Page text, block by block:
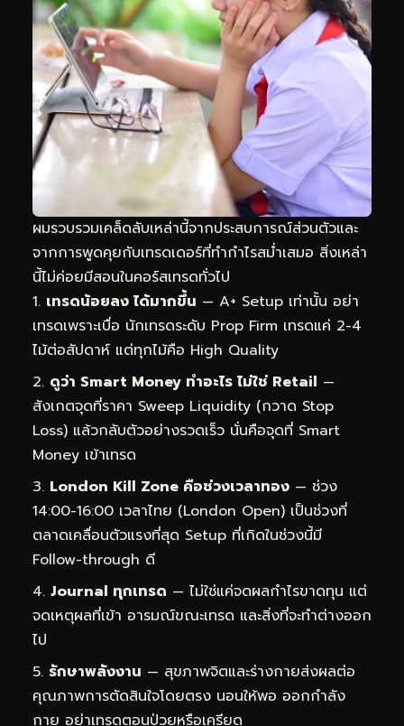
ผมรวบรวมเคล็ดลับเหล่านี้จากประสบการณ์ส่วนตัวและ
จากการพูดคุยกับเทรดเดอร์ที่ทำกำไรสม่ำเสมอ สิ่งเหล่า
นี้ไม่ค่อยมีสอนในคอร์สเทรดทั่วไป
เทรดน้อยลง ได้มากขึ้น — A+ Setup เท่านั้น อย่า
เทรดเพราะเบื่อ นักเทรดระดับ Prop Firm เทรดแค่ 2-4
ไม้ต่อสัปดาห์ แต่ทุกไม้คือ High Quality
ดูว่า Smart Money ทำอะไร ไม่ใช่ Retail —
สังเกตจุดที่ราคา Sweep Liquidity (กวาด Stop
Loss) แล้วกลับตัวอย่างรวดเร็ว นั่นคือจุดที่ Smart
Money เข้าเทรด
London Kill Zone คือช่วงเวลาทอง — ช่วง
14:00-16:00 เวลาไทย (London Open) เป็นช่วงที่
ตลาดเคลื่อนตัวแรงที่สุด Setup ที่เกิดในช่วงนี้มี
Follow-through ดี
Journal ทุกเทรด — ไม่ใช่แค่จดผลกำไรขาดทุน แต่
จดเหตุผลที่เข้า อารมณ์ขณะเทรด และสิ่งที่จะทำต่างออก
ไป
รักษาพลังงาน — สุขภาพจิตและร่างกายส่งผลต่อ
คุณภาพการตัดสินใจโดยตรง นอนให้พอ ออกกำลัง
กาย อย่าเทรดตอนป่วยหรือเครียด